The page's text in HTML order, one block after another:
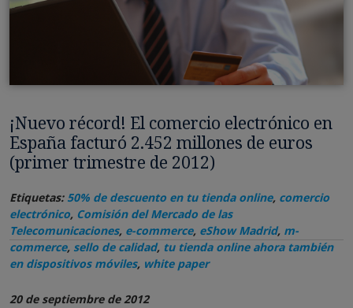
¡Nuevo récord! El comercio electrónico en
España facturó 2.452 millones de euros
(primer trimestre de 2012)
Etiquetas: 50% de descuento en tu tienda online, comercio
electrónico, Comisión del Mercado de las
Telecomunicaciones, e-commerce, eShow Madrid, m-
commerce, sello de calidad, tu tienda online ahora también
en dispositivos móviles, white paper
20 de septiembre de 2012